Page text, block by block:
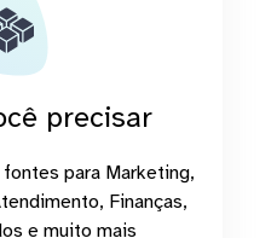
precisar
para Marketing,
Finanças,
e muito mais